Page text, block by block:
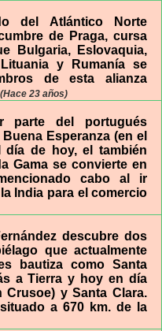
del Atlántico Norte
de Praga, cursa
Bulgaria, Eslovaquia,
y Rumanía se
de esta alianza
(Hace 23 años)
parte del portugués
Esperanza (en el
de hoy, el también
Gama se convierte en
cabo al ir
India para el comercio
descubre dos
que actualmente
bautiza como Santa
a Tierra y hoy en día
y Santa Clara.
a 670 km. de la